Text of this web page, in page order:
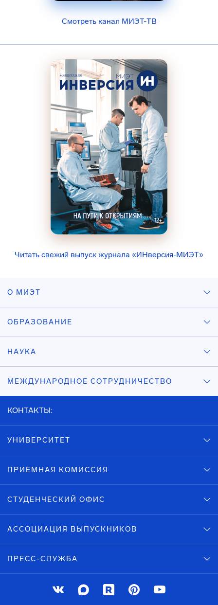
Смотреть канал МИЭТ-ТВ
Читать свежий выпуск журнала «ИНверсия-МИЭТ»
О МИЭТ
ОБРАЗОВАНИЕ
НАУКА
МЕЖДУНАРОДНОЕ СОТРУДНИЧЕСТВО
КОНТАКТЫ:
УНИВЕРСИТЕТ
ПРИЕМНАЯ КОМИССИЯ
СТУДЕНЧЕСКИЙ ОФИС
АССОЦИАЦИЯ ВЫПУСКНИКОВ
ПРЕСС-СЛУЖБА